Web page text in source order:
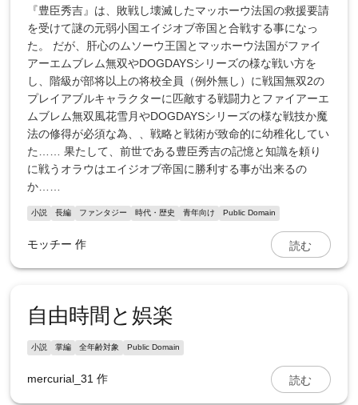
『豊臣秀吉』は、敗戦し壊滅したマッホーウ法国の救援要請
を受けて謎の元弱小国エイジオブ帝国と合戦する事になっ
た。 だが、肝心のムソーウ王国とマッホーウ法国がファイ
アーエムブレム無双やDOGDAYSシリーズの様な戦い方を
し、階級が部将以上の将校全員（例外無し）に戦国無双2の
プレイアブルキャラクターに匹敵する戦闘力とファイアーエ
ムブレム無双風花雪月やDOGDAYSシリーズの様な戦技か魔
法の修得が必須な為、、戦略と戦術が致命的に幼稚化してい
た…… 果たして、前世である豊臣秀吉の記憶と知識を頼り
に戦うオラウはエイジオブ帝国に勝利する事が出来るの
か……
小説 長編 ファンタジー 時代・歴史 青年向け Public Domain
モッチー 作 読む
自由時間と娯楽
小説 掌編 全年齢対象 Public Domain
mercurial_31 作 読む